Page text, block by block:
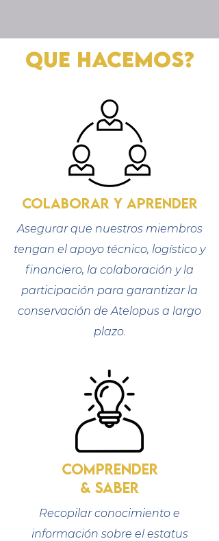
Que hacemos?
ColaboraR y aprendeR
Asegurar que nuestros miembros
tengan el apoyo técnico, logístico y
financiero, la colaboración y la
participación para garantizar la
conservación de Atelopus a largo
plazo.
comprender
& saber
Recopilar conocimiento e
información sobre el estatus